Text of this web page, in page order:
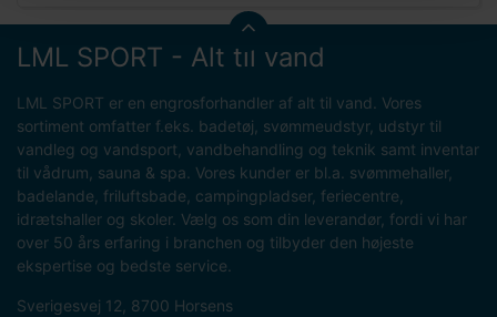
LML SPORT - Alt til vand
LML SPORT er en engrosforhandler af alt til vand. Vores
sortiment omfatter f.eks. badetøj, svømmeudstyr, udstyr til
vandleg og vandsport, vandbehandling og teknik samt inventar
til vådrum, sauna & spa. Vores kunder er bl.a. svømmehaller,
badelande, friluftsbade, campingpladser, feriecentre,
idrætshaller og skoler. Vælg os som din leverandør, fordi vi har
over 50 års erfaring i branchen og tilbyder den højeste
ekspertise og bedste service.
Sverigesvej 12, 8700 Horsens